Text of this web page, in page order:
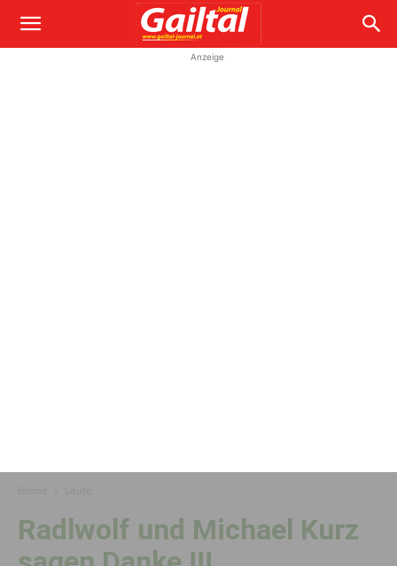
Anzeige
Radlwolf und Michael Kurz